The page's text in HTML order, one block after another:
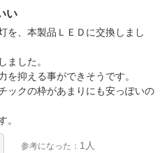
い
を、本製品ＬＥＤに交換しまし
ました。
を抑える事ができそうです。
ックの枠があまりにも安っぽいの
。
参考になった： 1人